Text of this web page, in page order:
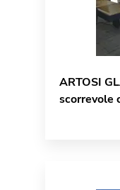
ARTOSI
scorrevole